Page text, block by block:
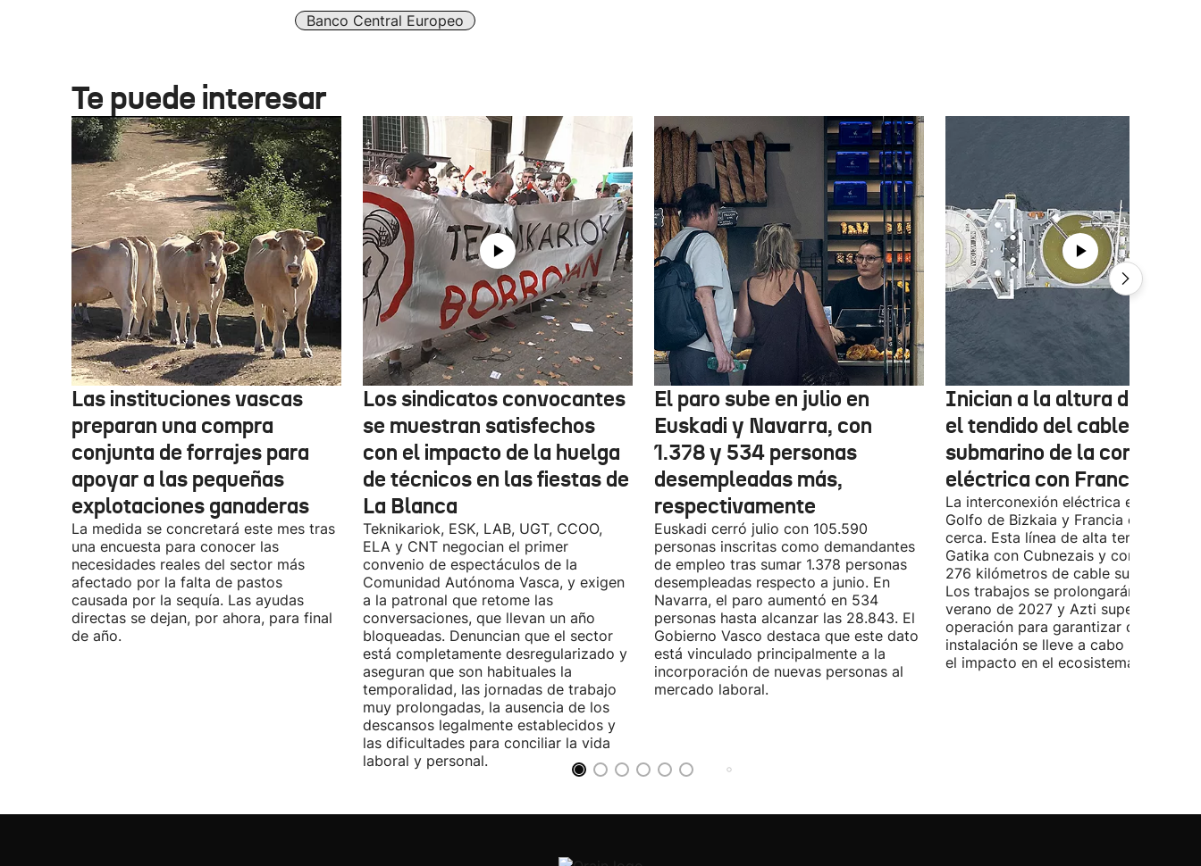
Banco Central Europeo
Te puede interesar
Las instituciones vascas
preparan una compra
conjunta de forrajes para
apoyar a las pequeñas
explotaciones ganaderas
La medida se concretará este mes tras
una encuesta para conocer las
necesidades reales del sector más
afectado por la falta de pastos
causada por la sequía. Las ayudas
directas se dejan, por ahora, para final
de año.
Los sindicatos convocantes
se muestran satisfechos
con el impacto de la huelga
de técnicos en las fiestas de
La Blanca
Teknikariok, ESK, LAB, UGT, CCOO,
ELA y CNT negocian el primer
convenio de espectáculos de la
Comunidad Autónoma Vasca, y exigen
a la patronal que retome las
conversaciones, que llevan un año
bloqueadas. Denuncian que el sector
está completamente desregularizado y
aseguran que son habituales la
temporalidad, las jornadas de trabajo
muy prolongadas, la ausencia de los
descansos legalmente establecidos y
las dificultades para conciliar la vida
laboral y personal.
El paro sube en julio en
Euskadi y Navarra, con
1.378 y 534 personas
desempleadas más,
respectivamente
Euskadi cerró julio con 105.590
personas inscritas como demandantes
de empleo tras sumar 1.378 personas
desempleadas respecto a junio. En
Navarra, el paro aumentó en 534
personas hasta alcanzar las 28.843. El
Gobierno Vasco destaca que este dato
está vinculado principalmente a la
incorporación de nuevas personas al
mercado laboral.
Inician a la altura de
el tendido del cable
submarino de la conexión
eléctrica con Francia
La interconexión eléctrica entre el
Golfo de Bizkaia y Francia está más
cerca. Esta línea de alta tensión unirá
Gatika con Cubnezais y contará con
276 kilómetros de cable submarino.
Los trabajos se prolongarán hasta
verano de 2027 y Azti supervisará la
operación para garantizar que la
instalación se lleve a cabo
el impacto en el ecosistema marino.